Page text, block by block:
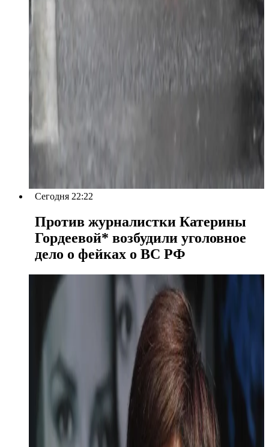
Сегодня 22:22
Против журналистки Катерины
Гордеевой* возбудили уголовное
дело о фейках о ВС РФ